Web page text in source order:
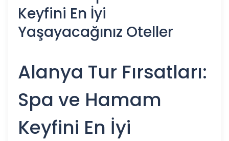
Keyfini En İyi
Yaşayacağınız Oteller
Alanya Tur Fırsatları:
Spa ve Hamam
Keyfini En İyi